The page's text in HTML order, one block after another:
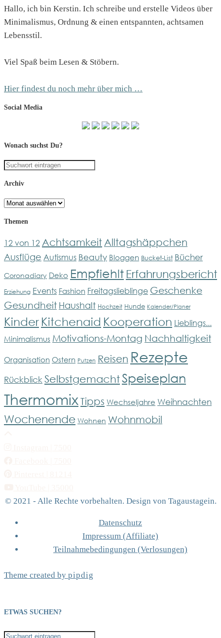
Hallo, ich bin Kerstin. Ich schreibe und erstelle Videos über
Minimalismus, Ordnung & einen entspannten, achtsamen
Lebensstil.
Viel Spaß beim Lesen & Stöbern.
Hier findest du noch mehr über mich …
Social Media
Wonach suchst Du?
Archiv
Archiv
Themen
12 von 12 Achtsamkeit Alltagshäppchen
Ausflüge Autismus Beauty Bloggen Bucket-List Bücher
Coronadiary Deko Empfiehlt Erfahrungsbericht
Erziehung Events Fashion Freitagslieblinge Geschenke
Gesundheit Haushalt Hochzeit Hunde Kalender/Planer
Kinder Kitchenaid Kooperation Lieblings...
Minimalismus Motivations-Montag Nachhaltigkeit
Organisation Ostern Putzen Reisen Rezepte
Rückblick SelbstgemachtSpeiseplan
Thermomix Tipps Wechseljahre Weihnachten
Wochenende Wohnen Wohnmobil
© 2021 - Alle Rechte vorbehalten. Design von Tagaustagein.
Datenschutz
Impressum (Affiliate)
Teilnahmebedingungen (Verlosungen)
Theme created by pipdig
ETWAS SUCHEN?